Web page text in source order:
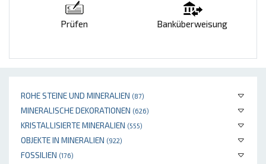
ROHE STEINE UND MINERALIEN (87)
MINERALISCHE DEKORATIONEN (626)
KRISTALLISIERTE MINERALIEN (555)
OBJEKTE IN MINERALIEN (922)
FOSSILIEN (176)
Prüfen Banküberweisung